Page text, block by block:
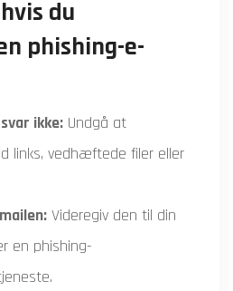
du
phishing-e-
ikke: Undgå at
links, vedhæftede filer eller
Videregiv den til din
en phishing-